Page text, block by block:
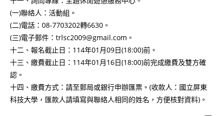
(一)聯絡人：活動組。
(二)電話：08-7703202轉6630。
(三)電子郵件：trlsc2009@gmail.com。
十二、報名截止日：114年01月09日(18:00)前。
十三、繳費截止日：114年01月16日(18:00)前完成繳費及雙方確
認。
十四、繳費方式：請至郵局或銀行申辦匯票。(收款人：國立屏東
科技大學，匯款人請填寫與聯絡人相同的姓名，方便核對資料)。